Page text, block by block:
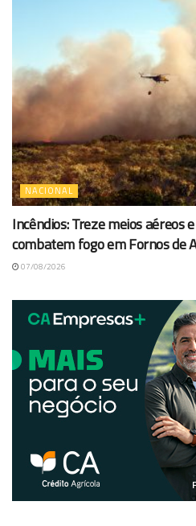
NACIONAL
Incêndios: Treze meios aéreos
combatem fogo em Fornos de
07/08/2026